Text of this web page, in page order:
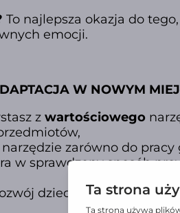
To najlepsza okazja do
emocji.
W NOWYM
z wartościowego
narzędzie zarówno do
w sprawdzony sposób
dziecka w obszarze